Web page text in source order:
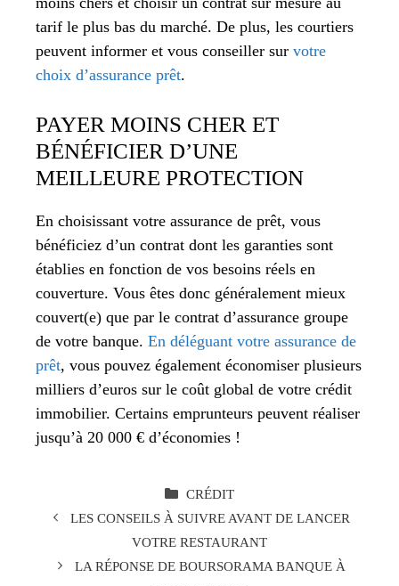
tarif le plus bas du marché. De plus, les courtiers
peuvent informer et vous conseiller sur votre
choix d’assurance prêt.
PAYER MOINS CHER ET
BÉNÉFICIER D’UNE
MEILLEURE PROTECTION
En choisissant votre assurance de prêt, vous
bénéficiez d’un contrat dont les garanties sont
établies en fonction de vos besoins réels en
couverture. Vous êtes donc généralement mieux
couvert(e) que par le contrat d’assurance groupe
de votre banque. En déléguant votre assurance de
prêt, vous pouvez également économiser plusieurs
milliers d’euros sur le coût global de votre crédit
immobilier. Certains emprunteurs peuvent réaliser
jusqu’à 20 000 € d’économies !
CATÉGORIES
CRÉDIT
LES CONSEILS À SUIVRE AVANT DE LANCER
VOTRE RESTAURANT
LA RÉPONSE DE BOURSORAMA BANQUE À